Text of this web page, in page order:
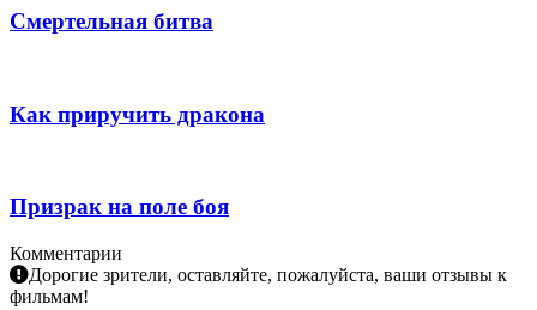
Смертельная битва
Как приручить дракона
Призрак на поле боя
Комментарии
Дорогие зрители, оставляйте, пожалуйста, ваши отзывы к
фильмам!